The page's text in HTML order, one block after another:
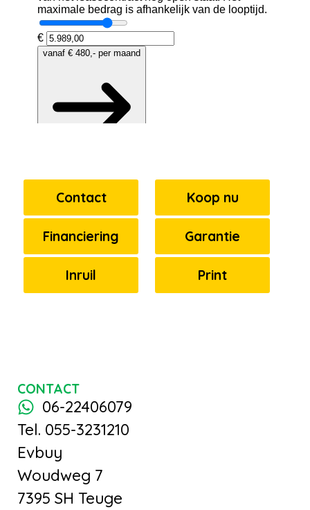
Contact Koop nu
Financiering Garantie
Inruil Print
CONTACT
06-22406079
Tel. 055-3231210
Evbuy
Woudweg 7
7395 SH Teuge